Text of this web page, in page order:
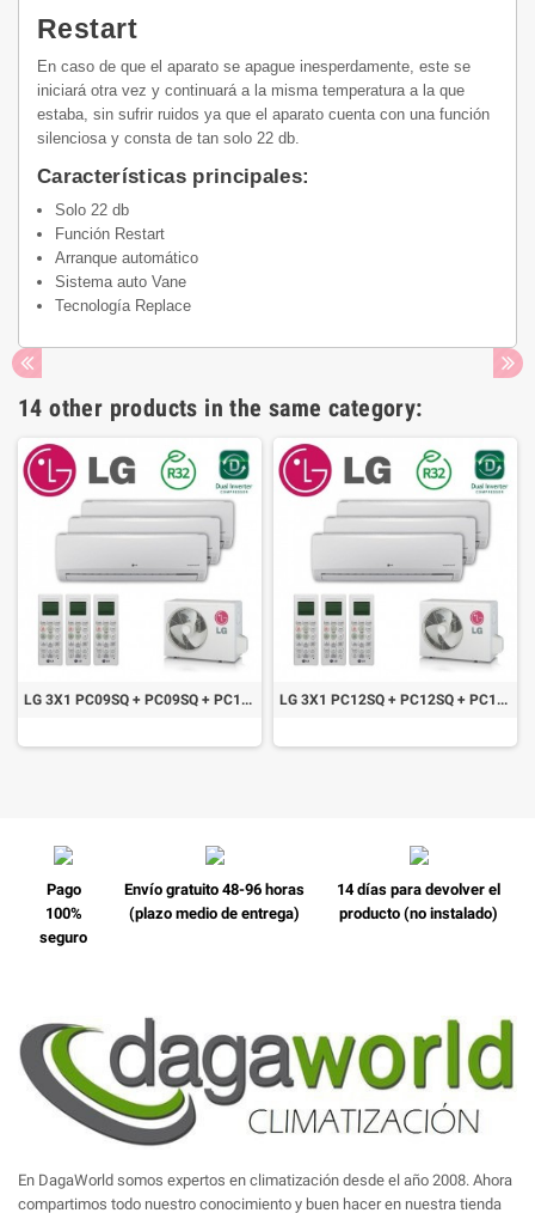
Restart
En caso de que el aparato se apague inesperdamente, este se
iniciará otra vez y continuará a la misma temperatura a la que
estaba, sin sufrir ruidos ya que el aparato cuenta con una función
silenciosa y consta de tan solo 22 db.
Características principales:
Solo 22 db
Función Restart
Arranque automático
Sistema auto Vane
Tecnología Replace
14 other products in the same category:
LG 3X1 PC09SQ + PC09SQ + PC12SQ + MU3R21 Confort Connect WiFi LG 3X1 PC12SQ + PC12SQ + PC12SQ + MU4R25 CONFORT CONNECT WIFI
Pago
100%
seguro
Envío gratuito 48-96 horas
(plazo medio de entrega)
14 días para devolver el
producto (no instalado)
En DagaWorld somos expertos en climatización desde el año 2008. Ahora
compartimos todo nuestro conocimiento y buen hacer en nuestra tienda